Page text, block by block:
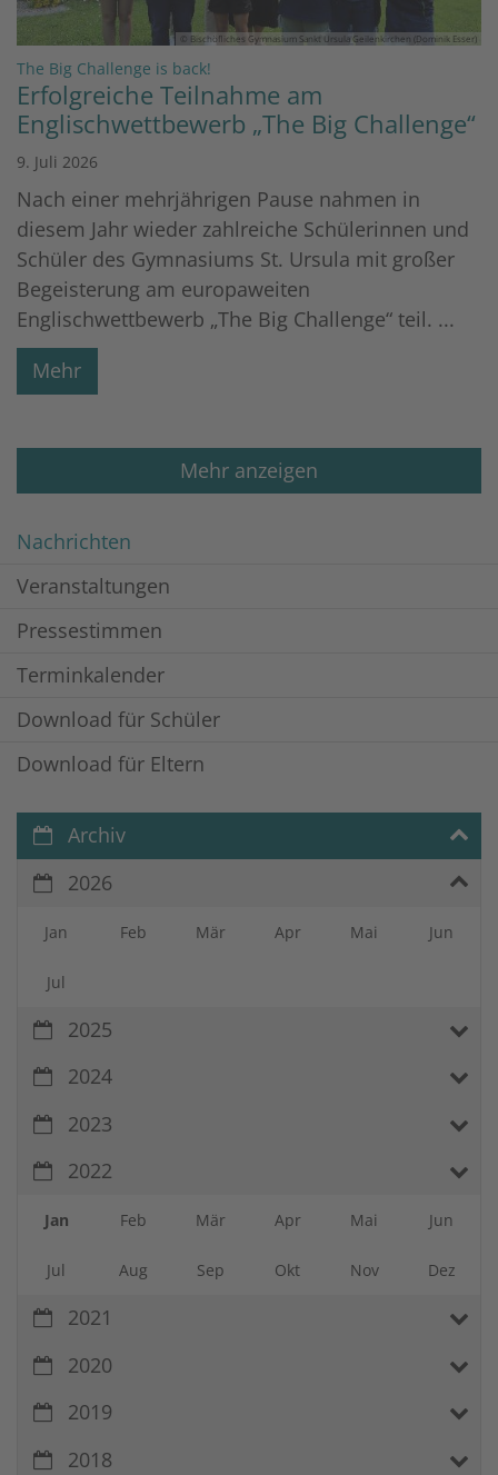
© Bischöfliches Gymnasium Sankt Ursula Geilenkirchen (Dominik Esser)
The Big Challenge is back!
Erfolgreiche Teilnahme am
Englischwettbewerb „The Big Challenge“
9. Juli 2026
Nach einer mehrjährigen Pause nahmen in
diesem Jahr wieder zahlreiche Schülerinnen und
Schüler des Gymnasiums St. Ursula mit großer
Begeisterung am europaweiten
Englischwettbewerb „The Big Challenge“ teil. ...
Mehr
Mehr anzeigen
Nachrichten
Veranstaltungen
Pressestimmen
Terminkalender
Download für Schüler
Download für Eltern
Archiv
2026
Jan Feb Mär Apr Mai Jun
Jul
2025
2024
2023
2022
Jan Feb Mär Apr Mai Jun
Jul Aug Sep Okt Nov Dez
2021
2020
2019
2018